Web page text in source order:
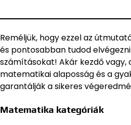
Reméljük, hogy ezzel az
és pontosabban tudod
számításokat! Akár kezdő vagy,
matematikai alaposság és a
garantálják a sikeres
Matematika kategóriák